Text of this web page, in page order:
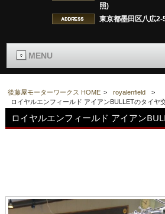
照)
東京都墨田区八広2-
MENU
後藤屋モーターワークス HOME > royalenfield
>
ロイヤルエンフィールド アイアンBULLETのタイヤ
ロイヤルエンフィールド アイアン